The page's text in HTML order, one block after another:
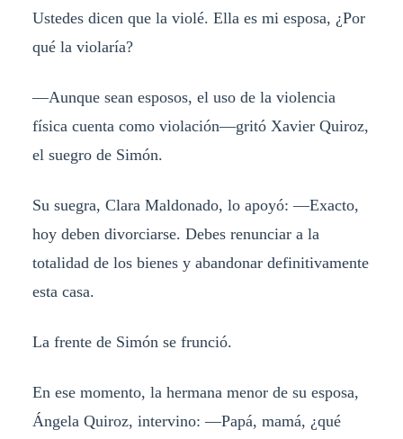
Ustedes dicen que la violé. Ella es mi esposa, ¿Por
qué la violaría?
—Aunque sean esposos, el uso de la violencia
física cuenta como violación—gritó Xavier Quiroz,
el suegro de Simón.
Su suegra, Clara Maldonado, lo apoyó: —Exacto,
hoy deben divorciarse. Debes renunciar a la
totalidad de los bienes y abandonar definitivamente
esta casa.
La frente de Simón se frunció.
En ese momento, la hermana menor de su esposa,
Ángela Quiroz, intervino: —Papá, mamá, ¿qué